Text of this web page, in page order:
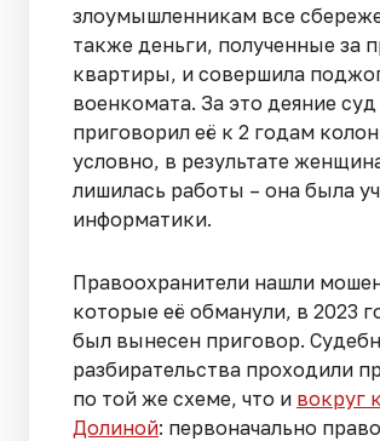
злоумышленникам все
также деньги, полученные за
квартиры, и совершила
военкомата. За это деяние суд
приговорил её к 2 годам
условно, в результате
лишилась работы – она была
информатики.
Правоохранители нашли
которые её обманули, в 2023
был вынесен приговор.
разбирательства проходили
по той же схеме, что и вокруг
Долиной: первоначально право